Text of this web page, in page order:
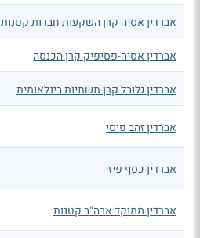
אברדין אסיה קרן השקעות חברות קטנות
אברדין אסיה-פסיפיק קרן הכנסה
אברדין גלובל קרן תשתיות בינלאומית
אברדין זהב פיסי
אברדין כסף פיזי
אברדין ממוקד ארה"ב קטנות